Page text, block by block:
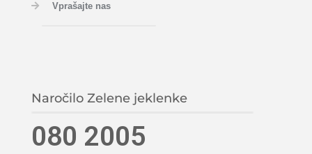
Vprašajte nas
Naročilo Zelene jeklenke
080 2005